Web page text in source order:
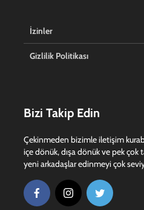
İzinler
Gizlilik Politikası
Bizi Takip Edin
Çekinmeden bizimle iletişim
içe dönük, dışa dönük ve pek çok
yeni arkadaşlar edinmeyi çok